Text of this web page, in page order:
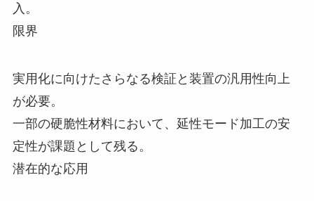
入。
限界
実用化に向けたさらなる検証と装置の汎用性向上
が必要。
一部の硬脆性材料において、延性モード加工の安
定性が課題として残る。
潜在的な応用